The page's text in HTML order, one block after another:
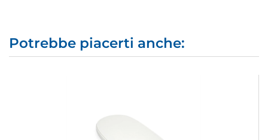
Potrebbe piacerti anche: